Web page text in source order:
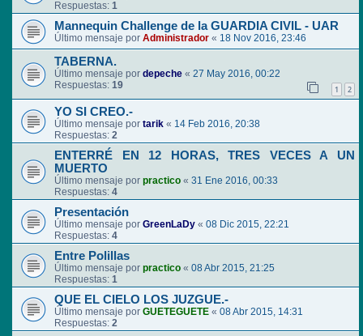
Respuestas: 1
Mannequin Challenge de la GUARDIA CIVIL - UAR
Último mensaje por Administrador « 18 Nov 2016, 23:46
TABERNA.
Último mensaje por depeche « 27 May 2016, 00:22
Respuestas: 19 1 2
YO SI CREO.-
Último mensaje por tarik « 14 Feb 2016, 20:38
Respuestas: 2
ENTERRÉ EN 12 HORAS, TRES VECES A UN
MUERTO
Último mensaje por practico « 31 Ene 2016, 00:33
Respuestas: 4
Presentación
Último mensaje por GreenLaDy « 08 Dic 2015, 22:21
Respuestas: 4
Entre Polillas
Último mensaje por practico « 08 Abr 2015, 21:25
Respuestas: 1
QUE EL CIELO LOS JUZGUE.-
Último mensaje por GUETEGUETE « 08 Abr 2015, 14:31
Respuestas: 2